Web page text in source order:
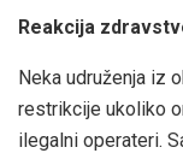
Reakcija
Neka udruženja iz
restrikcije ukoliko
ilegalni operateri.